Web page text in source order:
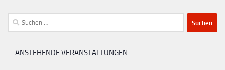
Suchen
nach:
ANSTEHENDE VERANSTALTUNGEN